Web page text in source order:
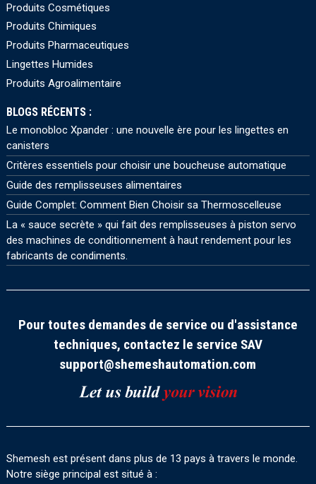
Produits Cosmétiques
Produits Chimiques
Produits Pharmaceutiques
Lingettes Humides
Produits Agroalimentaire
BLOGS RÉCENTS :
Le monobloc Xpander : une nouvelle ère pour les lingettes en
canisters
Critères essentiels pour choisir une boucheuse automatique
Guide des remplisseuses alimentaires
Guide Complet: Comment Bien Choisir sa Thermoscelleuse
La « sauce secrète » qui fait des remplisseuses à piston servo
des machines de conditionnement à haut rendement pour les
fabricants de condiments.
Pour toutes demandes de service ou d'assistance
techniques, contactez le service SAV
support@shemeshautomation.com
Shemesh est présent dans plus de 13 pays à travers le monde.
Notre siège principal est situé à :